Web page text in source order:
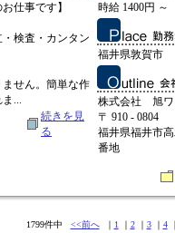
仕事です】
検査・カンタン
せん。簡単な作
...
続きを見
る
時給 1400円 ～
福井県敦賀市
株式会社 旭ワ
〒 910 - 0804
福井県福井市
番地
1799件中 <<前へ｜ 1 ｜ 2｜ 3｜ 4